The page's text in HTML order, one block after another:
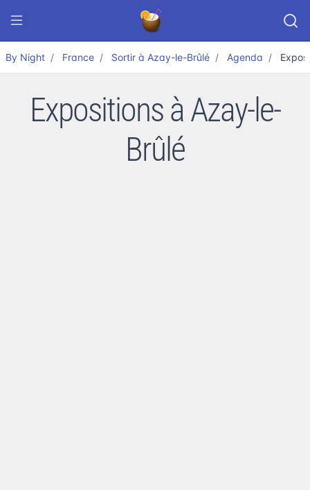
By Night France Sortir à Azay-le-Brûlé Agenda
Expositions à Azay-le-
Brûlé